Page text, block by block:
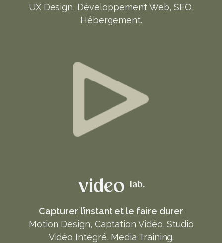
UX Design, Développement Web, SEO,
Hébergement.
video lab.
Capturer l’instant et le faire durer
Motion Design, Captation Vidéo, Studio
Vidéo Intégré, Media Training.